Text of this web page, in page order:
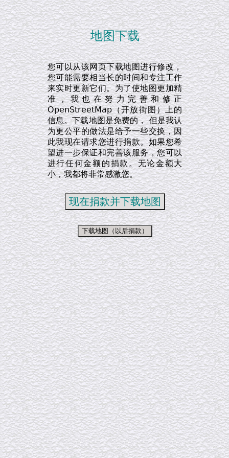
地图下载
您可以从该网页下载地图进行修改，
您可能需要相当长的时间和专注工作
来实时更新它们。为了使地图更加精
准，我也在努力完善和修正
OpenStreetMap（开放街图）上的
信息。下载地图是免费的， 但是我认
为更公平的做法是给予一些交换，因
此我现在请求您进行捐款。如果您希
望进一步保证和完善该服务，您可以
进行任何金额的捐款。无论金额大
小，我都将非常感激您。